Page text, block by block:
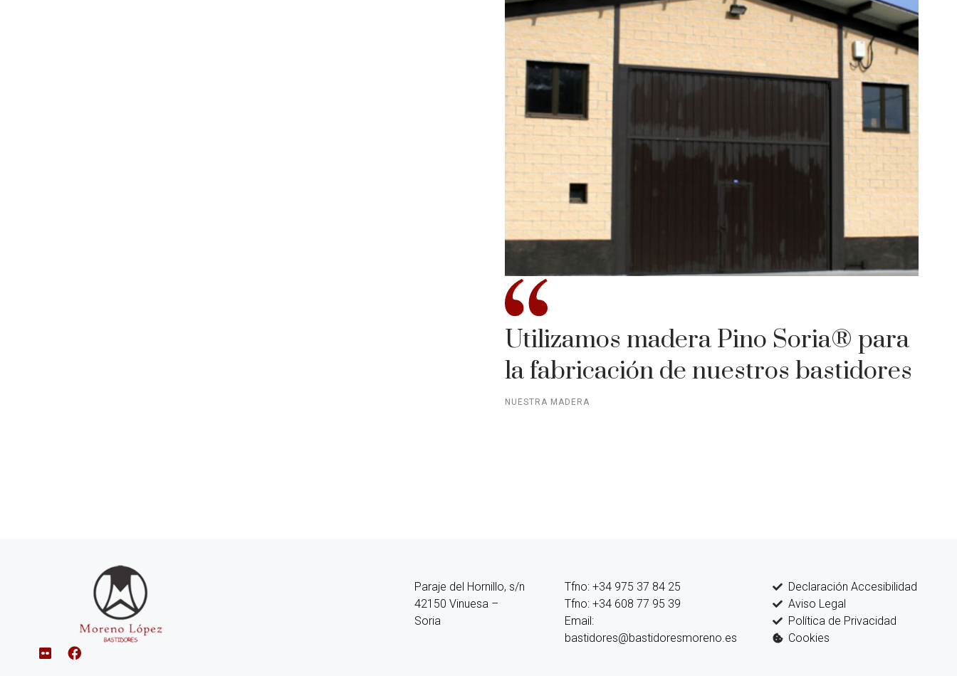
Utilizamos madera Pino Soria® para
la fabricación de nuestros bastidores
NUESTRA MADERA
Paraje del Hornillo, s/n
42150 Vinuesa –
Soria
Tfno: +34 975 37 84 25
Tfno: +34 608 77 95 39
Email:
bastidores@bastidoresmoreno.es
Declaración Accesibilidad
Aviso Legal
Política de Privacidad
Cookies